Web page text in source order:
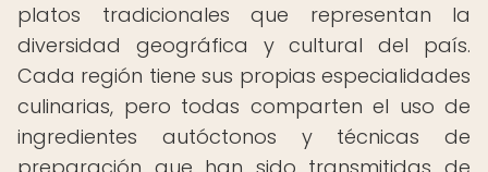
platos tradicionales que representan la
diversidad geográfica y cultural del país.
Cada región tiene sus propias especialidades
culinarias, pero todas comparten el uso de
ingredientes autóctonos y técnicas de